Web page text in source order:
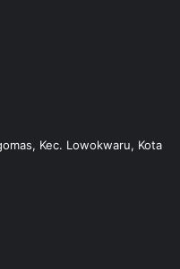
Kec. Lowokwaru, Kota